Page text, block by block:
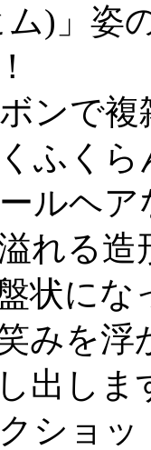
)」姿
ンで
ふく
ルヘ
れる
状に
みを
出しま
ショ